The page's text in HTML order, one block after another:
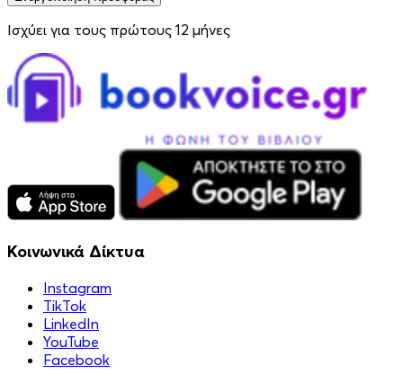
Ισχύει για τους πρώτους 12 μήνες
Κοινωνικά Δίκτυα
Instagram
TikTok
LinkedIn
YouTube
Facebook